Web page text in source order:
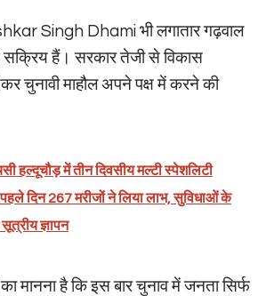
Singh Dhami भी लगातार गढ़वाल
हैं। सरकार तेजी से विकास
चुनावी माहौल अपने पक्ष में करने की
हल्दूचौड़ में तीन दिवसीय मल्टी स्पेशलिटी
दिन 267 मरीजों ने लिया लाभ, सुविधाओं के
ज्ञापन
मानना है कि इस बार चुनाव में जनता सिर्फ